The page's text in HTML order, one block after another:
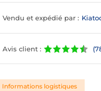
Vendu et expédié par :
Avis client :
Informations logistiques